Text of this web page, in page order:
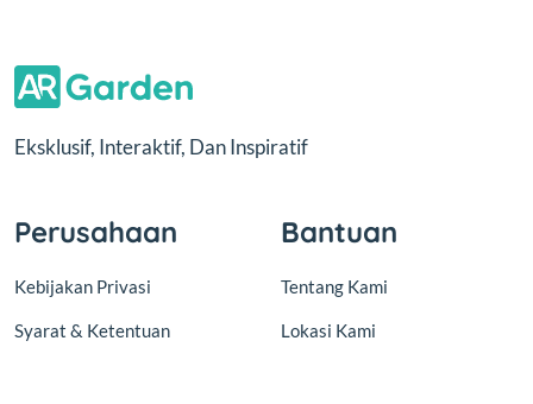
Eksklusif, Interaktif, Dan Inspiratif
Perusahaan
Kebijakan Privasi
Syarat & Ketentuan
Bantuan
Tentang Kami
Lokasi Kami